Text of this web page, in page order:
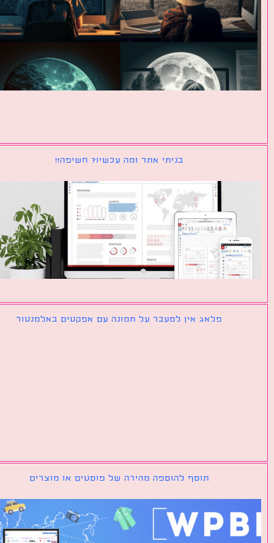
בניתי אתר ומה עכשיו? חשיפה!!
פלאג אין למעבר על תמונה עם אפקטים באלמנטור
תוסף להוספה מהירה של פוסטים או מוצרים